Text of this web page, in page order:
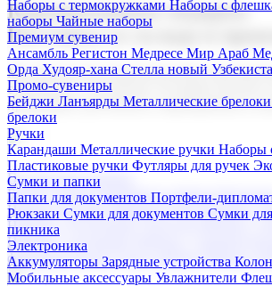
Наборы с термокружками Наборы с
наборы Чайные наборы
Премиум сувенир
Ансамбль Регистон Медресе Мир Араб
Орда Худояр-хана Стелла новый
Промо-сувениры
Бейджи Ланъярды Металлические брелоки
брелоки
Ручки
Карандаши Металлические ручки Наборы
Пластиковые ручки Футляры для ручек
Сумки и папки
Папки для документов Портфели-
Рюкзаки Сумки для документов Сумки
пикника
Электроника
Аккумуляторы Зарядные устройства
Мобильные аксессуары Увлажнители
Корпоративные подарки
Поставка со склада и
Мы предлагаем широкий выбор
сувениров с логотипом. В нашем каталоге
продукцию для бизнеса, мероприятия и
Подарочные наборы
Бизнес наборыКофейные наборы
Наборы из кожиНаборы ручекНаборы с
Наборы с бутылками для воды
Наборы с
Наборы с кружками
флешкамиНовогодние наборыЧайные